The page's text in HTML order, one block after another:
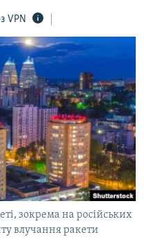
VPN
зокрема на російських
влучання ракети